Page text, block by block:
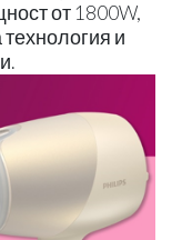
от 1800W,
и